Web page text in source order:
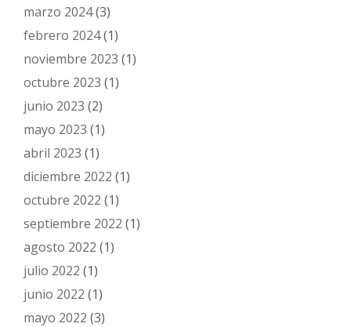
marzo 2024(3)
febrero 2024(1)
noviembre 2023 (1)
octubre 2023 (1)
junio 2023 (2)
mayo 2023 (1)
abril 2023 (1)
diciembre 2022 (1)
octubre 2022 (1)
septiembre 2022 (1)
agosto 2022 (1)
julio 2022 (1)
junio 2022 (1)
mayo 2022 (3)